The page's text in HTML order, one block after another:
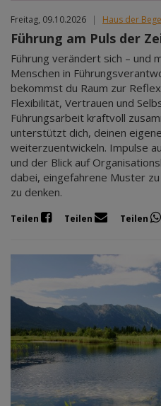
Freitag, 09.10.2026 | Haus der
Führung am Puls der
Führung verändert sich – und
Menschen in
bekommst du Raum zur
Flexibilität, Vertrauen und
Führungsarbeit kraftvoll
unterstützt dich, deinen
weiterzuentwickeln. Impulse
und der Blick auf
dabei, eingefahrene Muster
zu denken.
Teilen Teilen Teilen